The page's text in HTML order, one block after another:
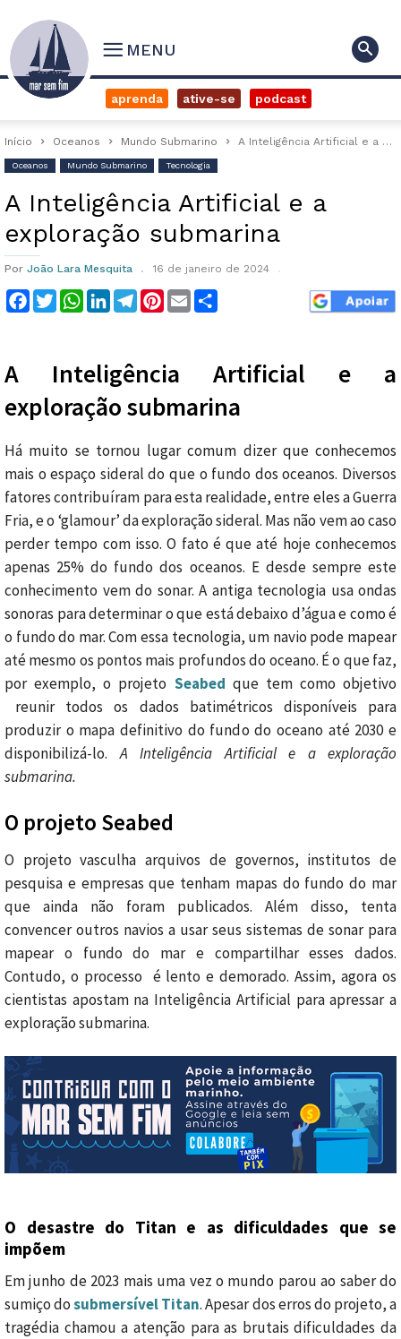
MENU
aprenda ative-se podcast
Início Oceanos Mundo Submarino A Inteligência Artificial e a exploração submarina
Oceanos Mundo Submarino Tecnologia
A Inteligência Artificial e a
exploração submarina
Por João Lara Mesquita 16 de janeiro de 2024
Facebook
TwitterWhatsApp
LinkedInTelegram
Pinterest
Email
A Inteligência Artificial e a
exploração submarina
Há muito se tornou lugar comum dizer que conhecemos
mais o espaço sideral do que o fundo dos oceanos. Diversos
fatores contribuíram para esta realidade, entre eles a Guerra
Fria, e o ‘glamour’ da exploração sideral. Mas não vem ao caso
perder tempo com isso. O fato é que até hoje conhecemos
apenas 25% do fundo dos oceanos. E desde sempre este
conhecimento vem do sonar. A antiga tecnologia usa ondas
sonoras para determinar o que está debaixo d’água e como é
o fundo do mar. Com essa tecnologia, um navio pode mapear
até mesmo os pontos mais profundos do oceano. É o que faz,
por exemplo, o projeto Seabed que tem como objetivo
reunir todos os dados batimétricos disponíveis para
produzir o mapa definitivo do fundo do oceano até 2030 e
disponibilizá-lo.A Inteligência Artificial e a exploração
submarina.
O projeto Seabed
O projeto vasculha arquivos de governos, institutos de
pesquisa e empresas que tenham mapas do fundo do mar
que ainda não foram publicados. Além disso, tenta
convencer outros navios a usar seus sistemas de sonar para
mapear o fundo do mar e compartilhar esses dados.
Contudo, o processo é lento e demorado. Assim, agora os
cientistas apostam na Inteligência Artificial para apressar a
exploração submarina.
O desastre do Titan e as dificuldades que se
impõem
Em junho de 2023 mais uma vez o mundo parou ao saber do
sumiço dosubmersível Titan. Apesar dos erros do projeto, a
tragédia chamou a atenção para as brutais dificuldades da